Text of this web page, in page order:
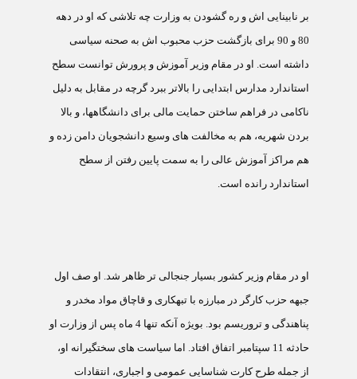
بر نابينايی اش و ره گشودن به وزارت چه تلاشی که او در دهه
80 و 90 برای بازگشت حزب محبوب اش به صحنه سياسی
داشته است. او در مقام وزير آموزش و پرورش توانست سطح
استاندارد مدارس ابتدايی را بالاتر ببرد گرچه در مقابل به دليل
ناکامی در فراهم ساختن حمايت مالی برای دانشگاهها، و بالا
بردن شهريه، هم به مخالفت های وسيع دانشجويان دامن زده و
هم مراکز آموزش عالی را به سمت پايين رفتن از سطح
استاندارد رانده است.
او در مقام وزير کشور بسيار جنجالی تر ظاهر شد. او صف اول
جبهه حزب کارگر در مبارزه با تبهکاری و قاچاق مواد مخدر و
پناهندگی و تروريسم بود. بويژه آنکه تنها 4 ماه پس از وزارت او
حادثه 11 سپتامبر اتفاق افتاد. اما سياست های سختگيرانه او،
از جمله طرح کارت شناسايی عمومی و اجباری، انتقادات